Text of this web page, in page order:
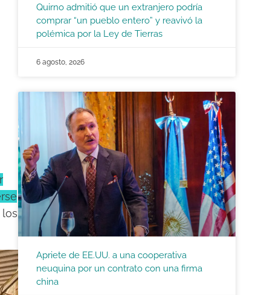
Quirno admitió que un extranjero podría
comprar “un pueblo entero” y reavivó la
polémica por la Ley de Tierras
6 agosto, 2026
Apriete de EE.UU. a una cooperativa
neuquina por un contrato con una firma
china